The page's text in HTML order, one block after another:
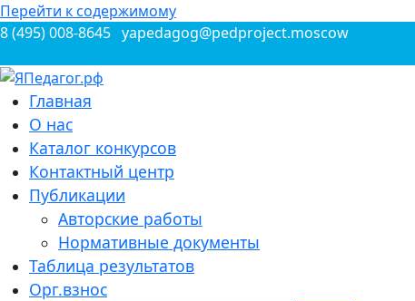
Перейти к содержимому
8 (495) 008-8645 yapedagog@pedproject.moscow
ЯПедагог.рф
Всероссийские конкурсы для педагогов
Главная
О нас
Каталог конкурсов
Контактный центр
Публикации
Авторские работы
Нормативные документы
Таблица результатов
Орг.взнос